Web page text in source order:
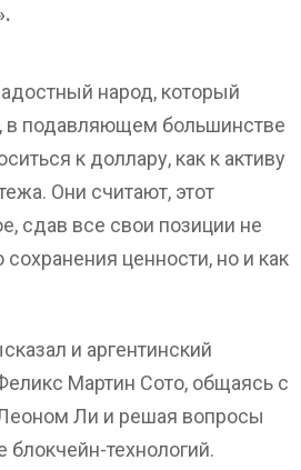
народ, который
в подавляющем большинстве
к доллару, как к активу
Они считают, этот
сдав все свои позиции не
сохранения ценности, но и как
и аргентинский
Мартин Сото, общаясь с
Ли и решая вопросы
блокчейн-технологий.